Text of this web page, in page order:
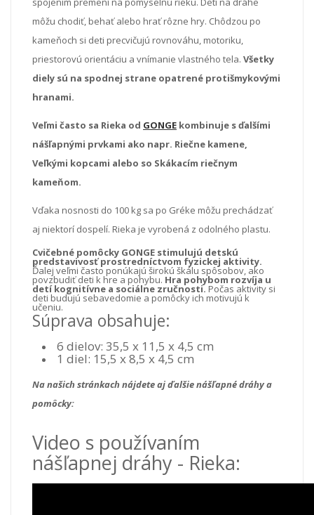
môžu chodiť, behať alebo hrať rôzne hry. Chôdzou po
kameňoch si deti precvičujú rovnováhu, motoriku,
priestorovú orientáciu a vnímanie vlastného tela. Všetky
diely sú na spodnej strane opatrené protišmykovými
hranami.
Veľmi často sa Rieka od GONGE kombinuje s ďalšími
nášľapnými prvkami ako napr. Riečne kamene,
Veľkými kopcami alebo so Skákacím riečnym
kameňom.
Vďaka nosnosti do 100 kg sa po Gréke môžu prechádzať
aj niektorí dospelí. Rieka je vyrobená z odolného plastu.
Cvičebné pomôcky GONGE stimulujú detskú
predstavivosť prostredníctvom fyzickej aktivity.
Ďalej veľmi často ponúkajú širokú škálu spôsobov, ako
povzbudiť deti k hre a pohybu. Hra pohybom rozvíja u
detí kognitívne a sociálne zručnosti. Počas aktivity si
deti budujú sebavedomie a pomôcky ich motivujú k
učeniu.
Súprava obsahuje:
6 dielov: 35,5 x 11,5 x 4,5 cm
1 diel: 15,5 x 8,5 x 4,5 cm
Na našich stránkach nájdete aj ďalšie nášľapné dráhy a
pomôcky:
Video s používaním
nášľapnej dráhy - Rieka: